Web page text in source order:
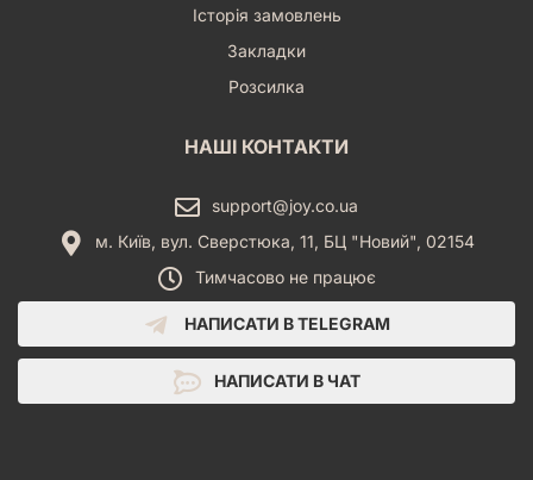
Історія замовлень
Закладки
Розсилка
НАШІ КОНТАКТИ
support@joy.co.ua
м. Київ, вул. Сверстюка, 11, БЦ "Новий", 02154
Тимчасово не працює
НАПИСАТИ В TELEGRAM
НАПИСАТИ В ЧАТ